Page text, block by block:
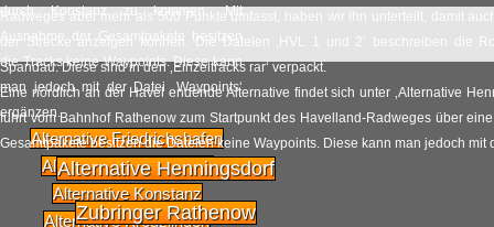
26.04
2014
4 Tage Massenradeln
durch NRW
vonRadpilot.de | Views56
23.04
2014
Achtung!
Konfliktpotenzial
Fahrradstraße!
durch Konstanz zu kommen. Mit
Ausnahme der Gesamtpakete besitzen
die Tracks keine Waypoints. Diese kann
man jedoch mit der Datei ‚Waypoints‘
ergänzen.
Alternative Friedrichshafen
Alternative Immenstaad
Alternative Konstanz
Alternative Kreuzlingen
Radweges aber mehr als 500 Punkte umfasst, haben wir ihn unterteilt, damit
der Strecke anzeigen können. Die Dateien ‚HVL 1 und 2‘ beschreiben die
Spandau. Diese sind in den ‚Einzeltracks rar‘ verpackt.
Eine nördlich an der Havel endende Alternative findet sich unter ‚Alternative
führt vom Bahnhof Rathenow zum Startpunkt des Havelland-Radweges über
Gesamtpakete besitzen die Dateien keine Waypoints. Diese kann man jedoch mit
Alternative Henningsdorf
Zubringer Rathenow